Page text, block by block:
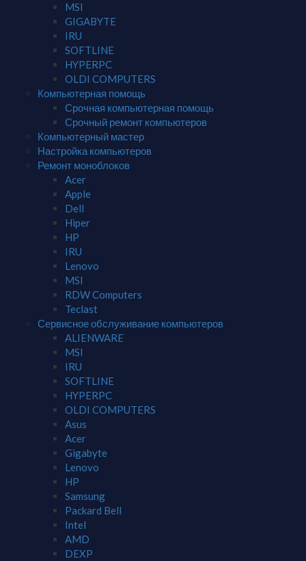
MSI
GIGABYTE
IRU
SOFTLINE
HYPERPC
OLDI COMPUTERS
Компьютерная помощь
Срочная компьютерная помощь
Срочный ремонт компьютеров
Компьютерный мастер
Настройка компьютеров
Ремонт моноблоков
Acer
Apple
Dell
Hiper
HP
IRU
Lenovo
MSI
RDW Computers
Teclast
Сервисное обслуживание компьютеров
ALIENWARE
MSI
IRU
SOFTLINE
HYPERPC
OLDI COMPUTERS
Asus
Acer
Gigabyte
Lenovo
HP
Samsung
Packard Bell
Intel
AMD
DEXP